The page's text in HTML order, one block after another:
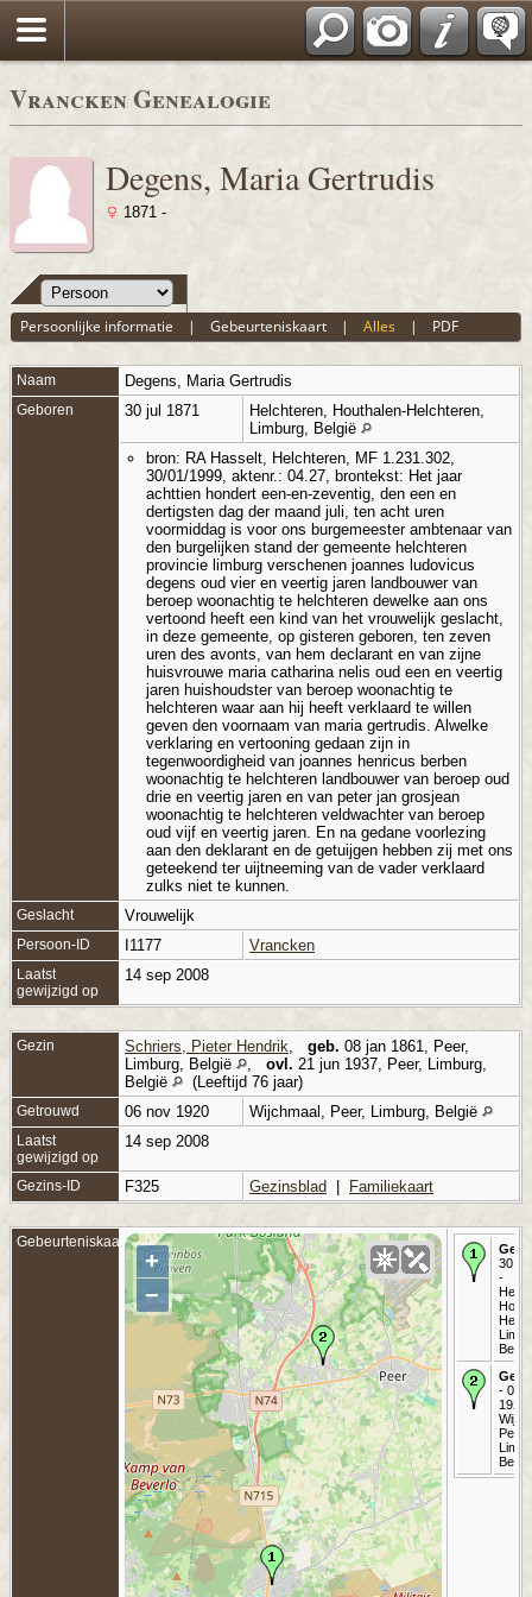
Vrancken Genealogie
Degens, Maria Gertrudis
1871 -
Persoonlijke informatie |Gebeurteniskaart |Alles | PDF
Naam Degens Maria Gertrudis
Geboren 30 jul 1871
Helchteren, Houthalen-Helchteren,
Limburg, België
bron: RA Hasselt, Helchteren, MF 1.231.302,
30/01/1999, aktenr.: 04.27, brontekst: Het jaar
achttien hondert een-en-zeventig, den een en
dertigsten dag der maand juli, ten acht uren
voormiddag is voor ons burgemeester ambtenaar van
den burgelijken stand der gemeente helchteren
provincie limburg verschenen joannes ludovicus
degens oud vier en veertig jaren landbouwer van
beroep woonachtig te helchteren dewelke aan ons
vertoond heeft een kind van het vrouwelijk geslacht,
in deze gemeente, op gisteren geboren, ten zeven
uren des avonts, van hem declarant en van zijne
huisvrouwe maria catharina nelis oud een en veertig
jaren huishoudster van beroep woonachtig te
helchteren waar aan hij heeft verklaard te willen
geven den voornaam van maria gertrudis. Alwelke
verklaring en vertooning gedaan zijn in
tegenwoordigheid van joannes henricus berben
woonachtig te helchteren landbouwer van beroep oud
drie en veertig jaren en van peter jan grosjean
woonachtig te helchteren veldwachter van beroep
oud vijf en veertig jaren. En na gedane voorlezing
aan den deklarant en de getuijgen hebben zij met ons
geteekend ter uijtneeming van de vader verklaard
zulks niet te kunnen.
Geslacht Vrouwelijk
Persoon-ID I1177 Vrancken
Laatst
gewijzigd op
14 sep 2008
Gezin Schriers, Pieter Hendrik geb. 08 jan 1861, Peer,
Limburg, België
ovl. 21 jun 1937, Peer, Limburg,
België
(Leeftijd 76 jaar)
Getrouwd 06 nov 1920 Wijchmaal, Peer, Limburg, België
Laatst
gewijzigd op
14 sep 2008
Gezins-ID F325 Gezinsblad Familiekaart
Gebeurteniskaart
+
−
30 jul
-
België
- 06
1920
Peer,
België